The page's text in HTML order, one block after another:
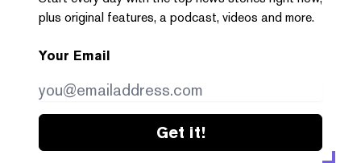
plus original features, a podcast, videos and more.
Your Email
Get it!